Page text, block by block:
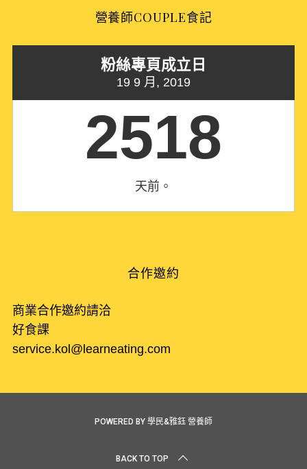
營養師COUPLE食記
粉絲專頁成立日
19 9 月, 2019
2518
天前。
合作邀約
商業合作邀約請洽
好食課
service.kol@learneating.com
POWERED BY 學民&雅鈺 營養師
BACK TO TOP